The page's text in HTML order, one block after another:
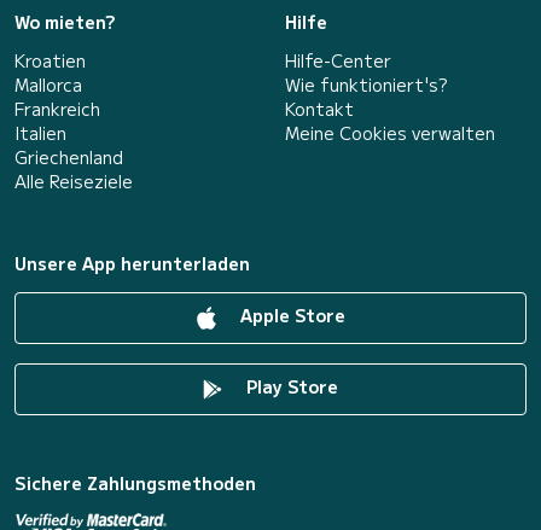
Wo mieten?
Kroatien
Mallorca
Frankreich
Italien
Griechenland
Alle Reiseziele
Hilfe
Hilfe-Center
Wie funktioniert's?
Kontakt
Meine Cookies verwalten
Unsere App herunterladen
Apple Store
Play Store
Sichere Zahlungsmethoden